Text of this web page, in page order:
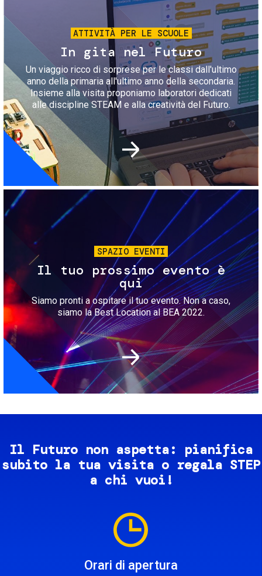
ATTIVITÀ PER LE SCUOLE
In gita nel Futuro
Un viaggio ricco di sorprese per le classi dall'ultimo
anno della primaria all'ultimo anno della secondaria.
Insieme alla visita proponiamo laboratori dedicati
alle discipline STEAM e alla creatività del Futuro.
Immagine
SPAZIO EVENTI
Il tuo prossimo evento è
qui
Siamo pronti a ospitare il tuo evento. Non a caso,
siamo la Best Location al BEA 2022.
Il Futuro non aspetta: pianifica
subito la tua visita o regala STEP
a chi vuoi!
Orari di apertura